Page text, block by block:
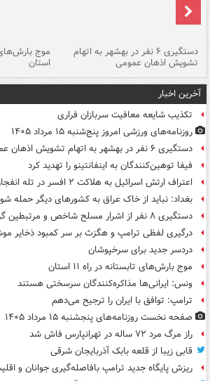
دستگیری ۶ نفر در بهشهر به اتهام
تشویش اذهان عمومی استان
آخرین اخبار
تکذیب شایعه معافیت سربازان فراری
روزنامه‌های ورزشی امروز پنج‌شنبه ۱۵ مرداد ۱۴۰۵
دستگیری ۶ نفر در بهشهر به اتهام تشویش اذهان عمومی
فیفا توهین‌کنندگان به اینفانتینو را تهدید کرد
اعتراف ارتش اسرائیل به هلاکت ۲ افسر در تله انفجاری حزب‌الله
بغداد: نباید از خاک عراق به کشورهای دیگر حمله
دستگیری ۸ نفر از اشرار مسلح شاخص و مرتبطین گروهک های تروریستی
درگیری لفظی ترامپ و هگزث بر سر کمبود ذخایر
دردسر جدید برای سرخپوشان
موج بارش‌های تابستانه در راه ۱۱ استان
ونس: ایرانی‌ها مذاکره‌کنندگان سرسختی هستند
ترامپ: توافق با ایران را ترجیح می‌دهم
صفحه نخست روزنامه‌های پنجشنبه ۱۵ مرداد ۱۴۰۵
راز مرگ مرد ۷۲ ساله در تهرانپارس فاش شد
قابی زیبا از قلعه بابک آذربایجان شرقی
ریزش پایگاه جدید ترامپ بافاصله‌گیری جوانان و